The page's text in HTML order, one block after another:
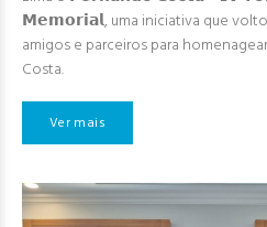
𝗠𝗲𝗺𝗼𝗿𝗶𝗮𝗹, uma iniciativa que
amigos e parceiros para
Costa.
Ver mais